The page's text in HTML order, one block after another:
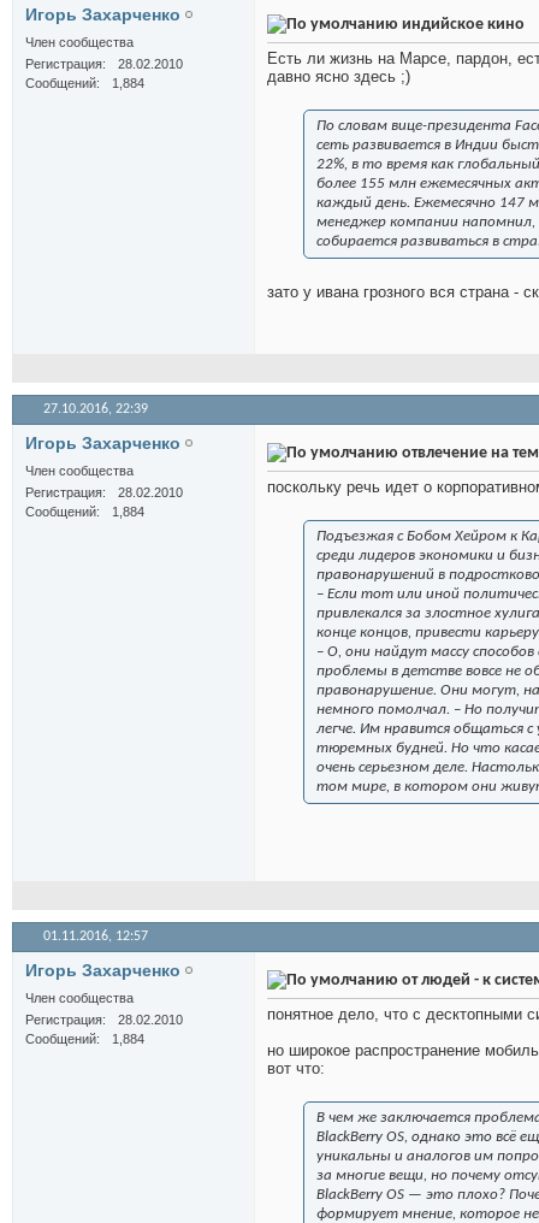
Игорь Захарченко
Член сообщества
Регистрация
28.02.2010
Сообщений
1,884
индийское кино
Есть ли жизнь на Марсе, пардон,
давно ясно здесь ;)
По словам вице-президента
сеть развивается в Индии
22%, в то время как
более 155 млн ежемесячных
каждый день. Ежемесячно 147
менеджер компании напомнил,
собирается развиваться в
зато у ивана грозного вся страна -
27.10.2016, 22:39
Игорь Захарченко
Член сообщества
Регистрация
28.02.2010
Сообщений
1,884
отвлечение на
поскольку речь идет о
Подъезжая с Бобом Хейром к
среди лидеров экономики и
правонарушений в
– Если тот или иной
привлекался за злостное
конце концов, привести
– О, они найдут массу
проблемы в детстве вовсе не
правонарушение. Они могут,
немного помолчал. – Но
легче. Им нравится общаться
тюремных будней. Но что
очень серьезном деле.
том мире, в котором они
01.11.2016, 12:57
Игорь Захарченко
Член сообщества
Регистрация
28.02.2010
Сообщений
1,884
от людей - к
понятное дело, что с десктопными
но широкое распространение
вот что:
В чем же заключается
BlackBerry OS, однако это всё
уникальны и аналогов им
за многие вещи, но почему
BlackBerry OS — это плохо?
формирует мнение, которое